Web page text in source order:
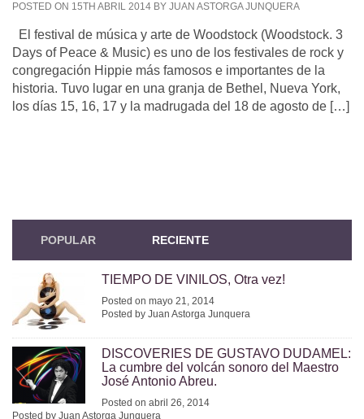
POSTED ON 15TH ABRIL 2014 BY JUAN ASTORGA JUNQUERA
El festival de música y arte de Woodstock (Woodstock. 3
Days of Peace & Music) es uno de los festivales de rock y
congregación Hippie más famosos e importantes de la
historia. Tuvo lugar en una granja de Bethel, Nueva York,
los días 15, 16, 17 y la madrugada del 18 de agosto de […]
POPULAR RECIENTE
TIEMPO DE VINILOS, Otra vez!
Posted on mayo 21, 2014
Posted by Juan Astorga Junquera
DISCOVERIES DE GUSTAVO DUDAMEL:
La cumbre del volcán sonoro del Maestro
José Antonio Abreu.
Posted on abril 26, 2014
Posted by Juan Astorga Junquera